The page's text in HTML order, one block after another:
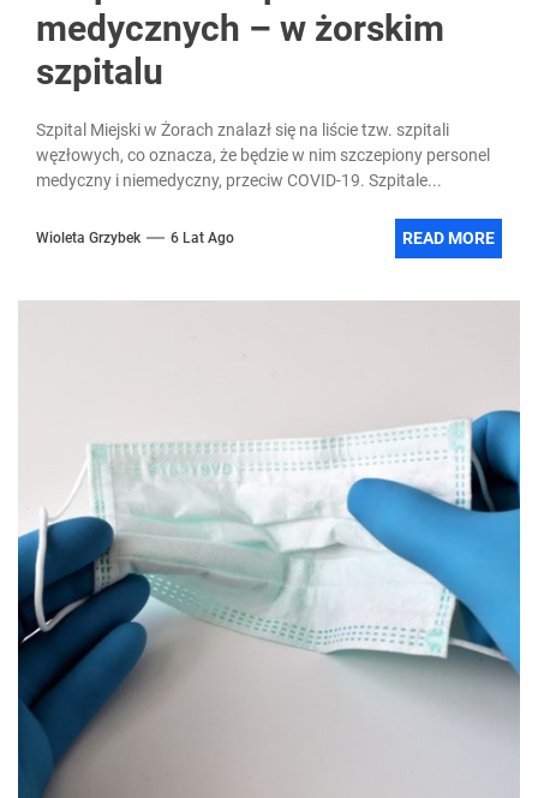
medycznych – w żorskim
szpitalu
Szpital Miejski w Żorach znalazł się na liście tzw. szpitali
węzłowych, co oznacza, że będzie w nim szczepiony personel
medyczny i niemedyczny, przeciw COVID-19. Szpitale...
Wioleta Grzybek 6 Lat Ago READ MORE